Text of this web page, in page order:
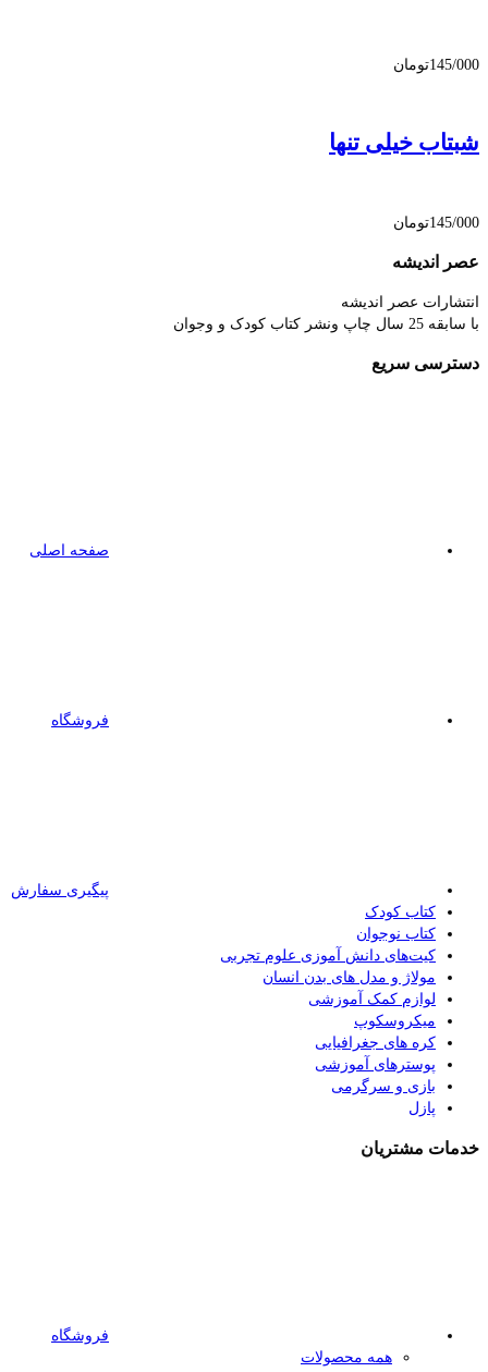
145/000تومان
شبتاب خیلی تنها
145/000تومان
عصر اندیشه
انتشارات عصر اندیشه
با سابقه 25 سال چاپ ونشر کتاب کودک و وجوان
دسترسی سریع
صفحه اصلی
فروشگاه
پیگیری سفارش
کتاب کودک
کتاب نوجوان
کیت‌های دانش آموزی علوم تجربی
مولاژ و مدل های بدن انسان
لوازم کمک آموزشی
میکروسکوپ
کره های جغرافیایی
پوسترهای آموزشی
بازی و سرگرمی
پازل
خدمات مشتریان
فروشگاه
همه محصولات